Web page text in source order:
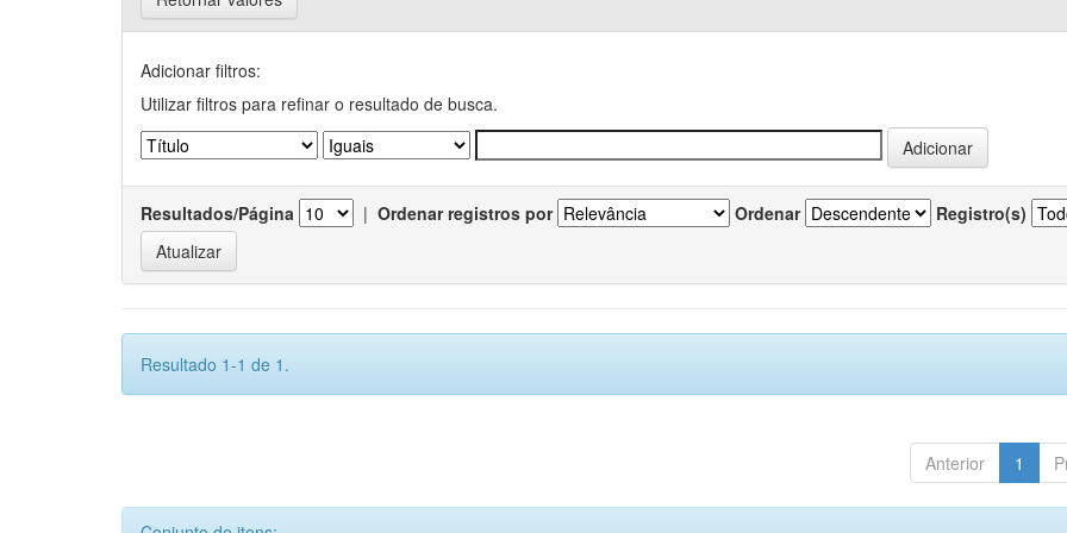
Adicionar filtros:
Utilizar filtros para refinar o resultado de busca.
Resultados/Página | Ordenar registros por Ordenar Registro(s)
Resultado 1-1 de 1.
Anterior 1